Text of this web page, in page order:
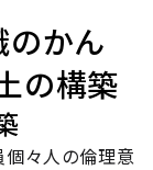
かん
の構築
々人の倫理意